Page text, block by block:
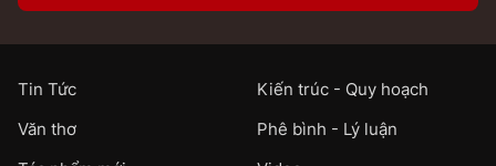
Tin Tức
Kiến trúc - Quy hoạch
Văn thơ
Phê bình - Lý luận